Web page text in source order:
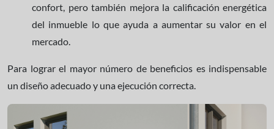
confort, pero también mejora la calificación energética
del inmueble lo que ayuda a aumentar su valor en el
mercado.
Para lograr el mayor número de beneficios es indispensable
un diseño adecuado y una ejecución correcta.